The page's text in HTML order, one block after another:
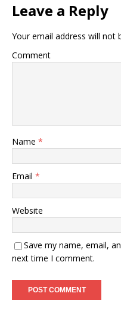
Leave a Reply
Your email address will not
Comment
Name *
Email *
Website
Save my name, email,
next time I comment.